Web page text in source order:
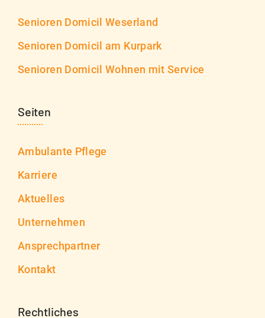
Senioren Domicil Weserland
Senioren Domicil am Kurpark
Senioren Domicil Wohnen mit Service
Seiten
Ambulante Pflege
Karriere
Aktuelles
Unternehmen
Ansprechpartner
Kontakt
Rechtliches